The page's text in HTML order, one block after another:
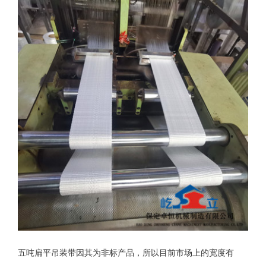
五吨扁平吊装带因其为非标产品，所以目前市场上的宽度有